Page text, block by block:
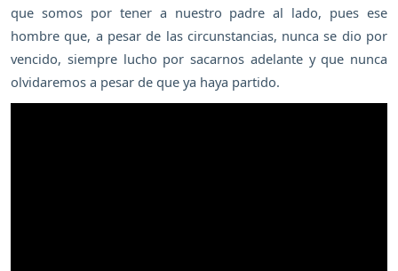
que somos por tener a nuestro padre al lado, pues ese
hombre que, a pesar de las circunstancias, nunca se dio por
vencido, siempre lucho por sacarnos adelante y que nunca
olvidaremos a pesar de que ya haya partido.